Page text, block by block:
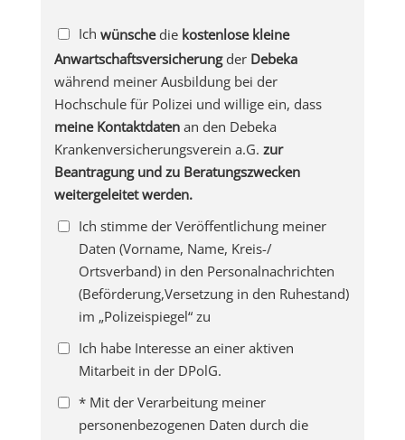
Ich wünschedie kostenlose kleine
Anwartschaftsversicherungder Debeka
während meiner Ausbildung bei der
Hochschule für Polizei und willige ein, dass
meine Kontaktdatenan den Debeka
Krankenversicherungsverein a.G. zur
Beantragung und zu Beratungszwecken
weitergeleitet werden.
Ich stimme der Veröffentlichung meiner
Daten (Vorname, Name, Kreis-/
Ortsverband) in den Personalnachrichten
(Beförderung,Versetzung in den Ruhestand)
im „Polizeispiegel“ zu
Ich habe Interesse an einer aktiven
Mitarbeit in der DPolG.
* Mit der Verarbeitung meiner
personenbezogenen Daten durch die